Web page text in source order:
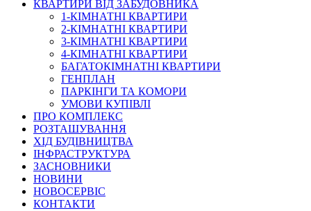
КВАРТИРИ ВІД ЗАБУДОВНИКА
1-КІМНАТНІ КВАРТИРИ
2-КІМНАТНІ КВАРТИРИ
3-КІМНАТНІ КВАРТИРИ
4-КІМНАТНІ КВАРТИРИ
БАГАТОКІМНАТНІ КВАРТИРИ
ГЕНПЛАН
ПАРКІНГИ ТА КОМОРИ
УМОВИ КУПІВЛІ
ПРО КОМПЛЕКС
РОЗТАШУВАННЯ
ХІД БУДІВНИЦТВА
ІНФРАСТРУКТУРА
ЗАСНОВНИКИ
НОВИНИ
НОВОСЕРВІС
КОНТАКТИ